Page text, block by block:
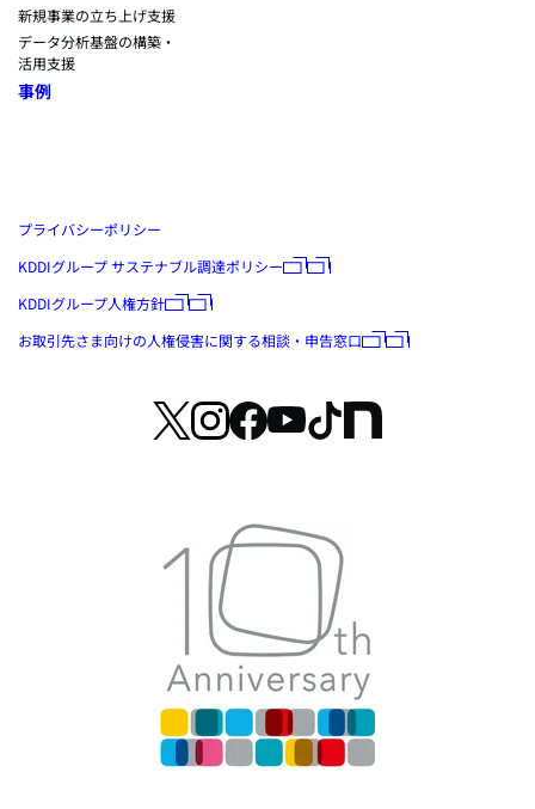
プライバシーポリシー
KDDIグループ サステナブル調達ポリシー
KDDIグループ人権方針
お取引先さま向けの人権侵害に関する相談・申告窓口
新規事業の立ち上げ支援
データ分析基盤の構築・
活用支援
事例